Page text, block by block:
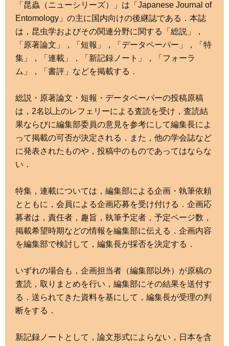
「昆蟲（ニューシリーズ）」は「Japanese Journal of
Entomology」の主に国内向けの後継誌である．本誌
は，昆虫学およびその関連分野に関する「総説」，
「原著論文」，「短報」，「データペーパー」，「特
集」，「連載」，「新記録ノート」，「フォーラ
ム」，「書評」などを掲載する．
総説・原著論文・短報・データペーパーの投稿原稿
は，2名以上のレフェリーによる査読を受け，査読結
果ならびに編集部委員の意見を参考にして編集長によ
って掲載の可否が決定される．また，他の学会誌など
に発表されたものや，投稿中のものであってはならな
い．
特集，連載については，編集部による企画・執筆依頼
とともに，会員による企画応募を受け付ける．企画応
募者は，責任者，趣旨，執筆予定者，予定ページ数，
掲載希望時期などの情報を編集部に伝える．企画内容
を編集部で検討して，編集長が採否を決定する．
いずれの場合も，企画担当者（編集部以外）が原稿の
査読，取りまとめを行い，編集部にその結果を送付す
る．送られてきた資料を基にして，編集長が受理の判
断をする．
新記録ノートとして，論文形式によらない，日本を含